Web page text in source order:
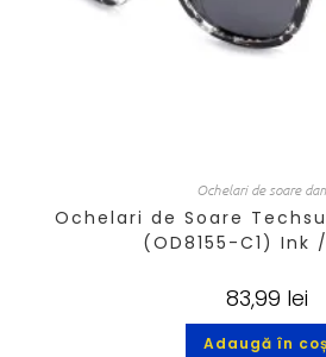
Ochelari de soare
Ochelari de Soare
(OD8155-C1) Ink
83,99 lei
Adaugă în coș